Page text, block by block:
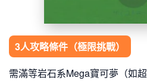
3人攻略條件（極限挑戰）
需滿等岩石系Mega寶可夢（如